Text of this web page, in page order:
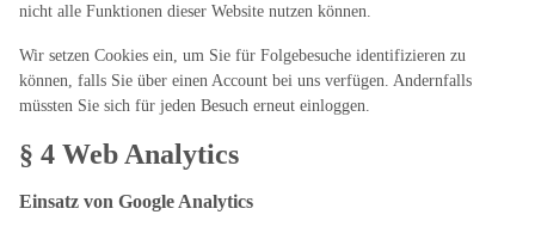
nicht alle Funktionen dieser Website nutzen können.
Wir setzen Cookies ein, um Sie für Folgebesuche identifizieren zu
können, falls Sie über einen Account bei uns verfügen. Andernfalls
müssten Sie sich für jeden Besuch erneut einloggen.
§ 4 Web Analytics
Einsatz von Google Analytics